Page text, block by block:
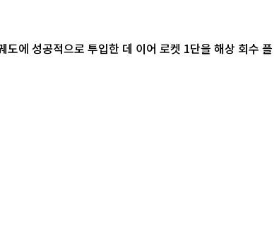
에 성공적으로 투입한 데 이어 로켓 1단을 해상 회수 플